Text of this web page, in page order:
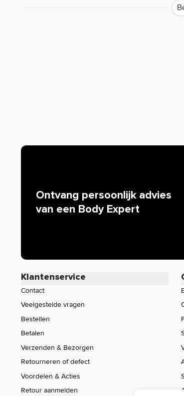
verbeter je jouw houding. De Fitnessbal is
Ontvang persoonlijk advies
van een Body Expert
Klantenservice
Contact
Veelgestelde vragen
Bestellen
Betalen
Verzenden & Bezorgen
Retourneren of defect
Voordelen & Acties
Retour aanmelden